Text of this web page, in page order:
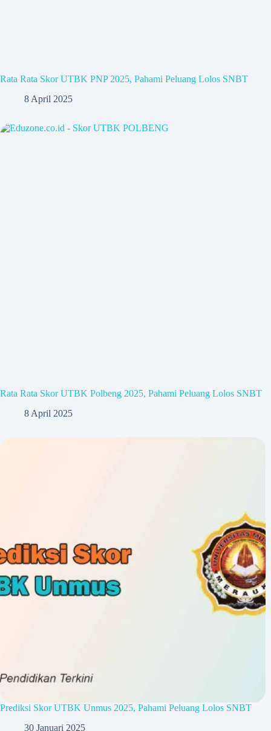
Rata Rata Skor UTBK PNP 2025, Pahami Peluang Lolos SNBT
8 April 2025
Rata Rata Skor UTBK Polbeng 2025, Pahami Peluang Lolos SNBT
8 April 2025
Prediksi Skor UTBK Unmus 2025, Pahami Peluang Lolos SNBT
30 Januari 2025